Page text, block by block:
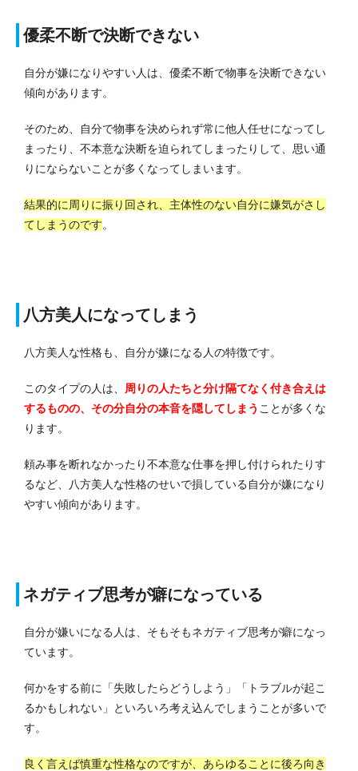
優柔不断で決断できない
自分が嫌になりやすい人は、優柔不断で物事を決断できない
傾向があります。
そのため、自分で物事を決められず常に他人任せになってし
まったり、不本意な決断を迫られてしまったりして、思い通
りにならないことが多くなってしまいます。
結果的に周りに振り回され、主体性のない自分に嫌気がさし
てしまうのです。
八方美人になってしまう
八方美人な性格も、自分が嫌になる人の特徴です。
このタイプの人は、 周りの人たちと分け隔てなく付き合えは
するものの、その分自分の本音を隠してしまう ことが多くな
ります。
頼み事を断れなかったり不本意な仕事を押し付けられたりす
るなど、八方美人な性格のせいで損している自分が嫌になり
やすい傾向があります。
ネガティブ思考が癖になっている
自分が嫌いになる人は、そもそもネガティブ思考が癖になっ
ています。
何かをする前に「失敗したらどうしよう」「トラブルが起こ
るかもしれない」といろいろ考え込んでしまうことが多いで
す。
良く言えば慎重な性格なのですが、あらゆることに後ろ向き